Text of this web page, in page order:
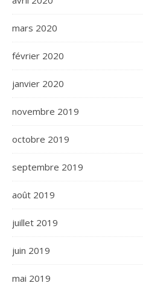
mars 2020
février 2020
janvier 2020
novembre 2019
octobre 2019
septembre 2019
août 2019
juillet 2019
juin 2019
mai 2019